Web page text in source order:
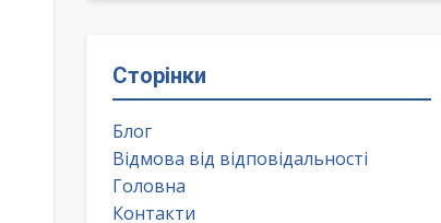
Сторінки
Блог
Відмова від відповідальності
Головна
Контакти